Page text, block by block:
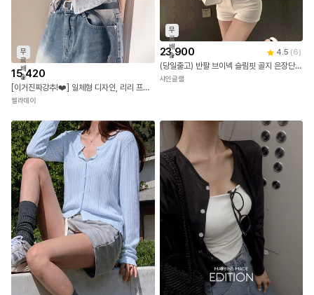
무
료
배
송
15,420
[이거진짜강추!❤️] 일체형 디자인, 리리 프릴 플라워 잔꽃 레이스 스퀘어넥 나시 퍼프 셔링 오픈 리본 반팔가디건 셋업세트
벨라데이
무
료
배
송
23,900 4.5 (6)
(당일출고) 반팔 브이넥 슬림핏 골지 은장단추 크롭 여름 하객룩 스판 트위드 니트 가디건 블라우스 셔츠 3color
샤인글램